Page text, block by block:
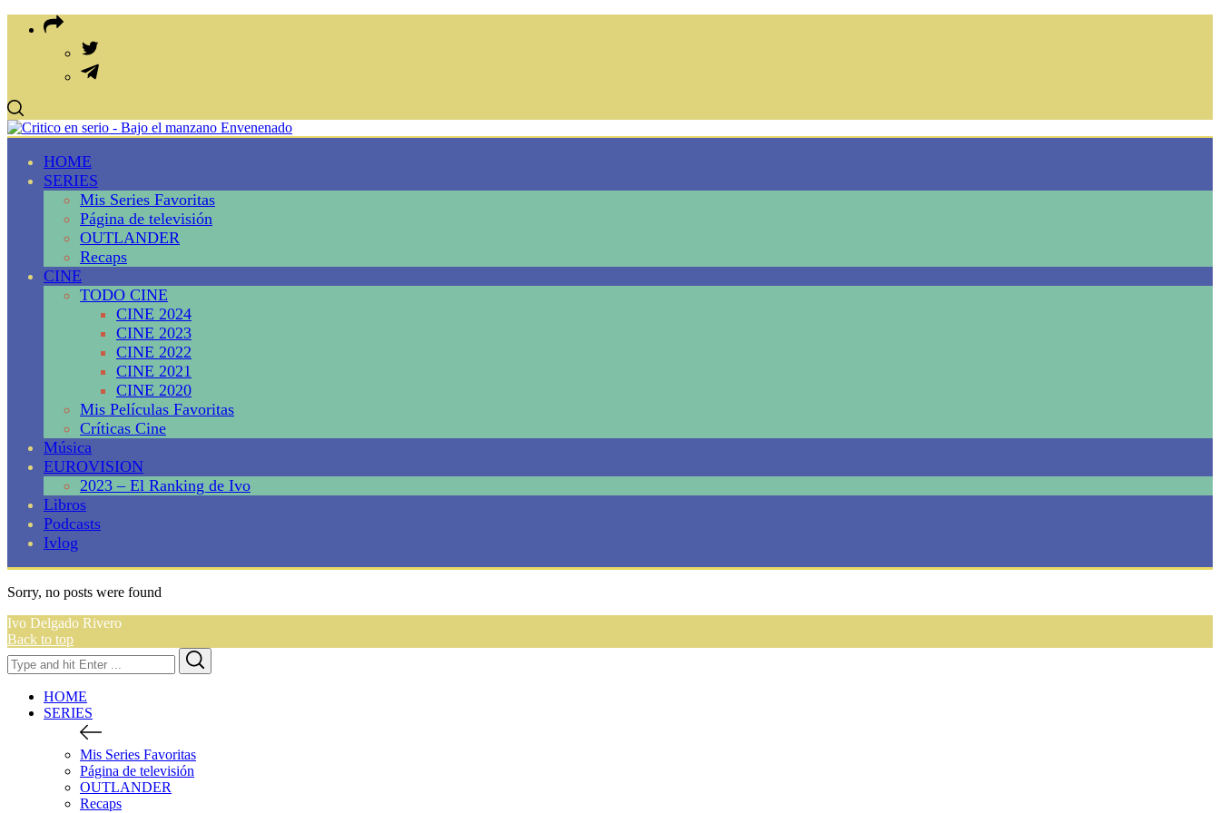
HOME
SERIES
Mis Series Favoritas
Página de televisión
OUTLANDER
Recaps
CINE
TODO CINE
CINE 2024
CINE 2023
CINE 2022
CINE 2021
CINE 2020
Mis Películas Favoritas
Críticas Cine
Música
EUROVISION
2023 – El Ranking de Ivo
Libros
Podcasts
Ivlog
Sorry, no posts were found
Ivo Delgado Rivero
Back to top
Search
for:
HOME
SERIES
Mis Series Favoritas
Página de televisión
OUTLANDER
Recaps